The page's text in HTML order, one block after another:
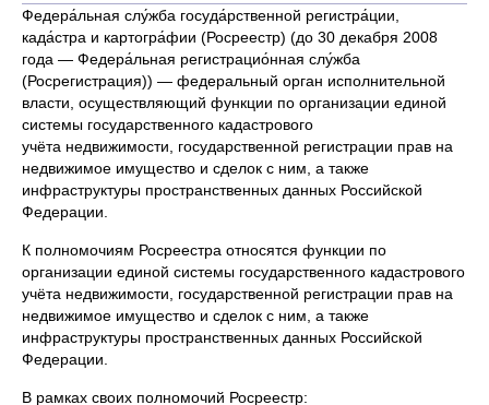
Федера́льная слу́жба госуда́рственной регистра́ции,
када́стра и картогра́фии (Росреестр) (до 30 декабря 2008
года — Федера́льная регистрацио́нная слу́жба
(Росрегистрация)) — федеральный орган исполнительной
власти, осуществляющий функции по организации единой
системы государственного кадастрового
учёта недвижимости, государственной регистрации прав на
недвижимое имущество и сделок с ним, а также
инфраструктуры пространственных данных Российской
Федерации.
К полномочиям Росреестра относятся функции по
организации единой системы государственного кадастрового
учёта недвижимости, государственной регистрации прав на
недвижимое имущество и сделок с ним, а также
инфраструктуры пространственных данных Российской
Федерации.
В рамках своих полномочий Росреестр: